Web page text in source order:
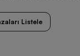
Listele